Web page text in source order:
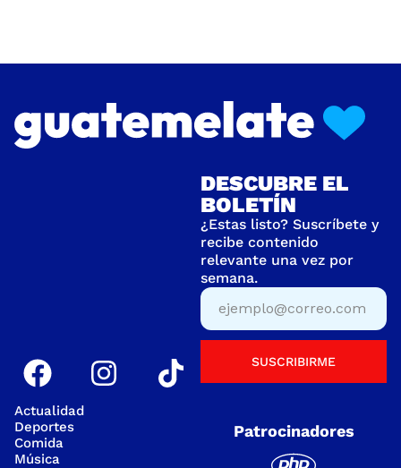
Actualidad
Deportes
Comida
Música
DESCUBRE EL
BOLETÍN
¿Estas listo? Suscríbete y
recibe contenido
relevante una vez por
semana.
SUSCRIBIRME
Patrocinadores